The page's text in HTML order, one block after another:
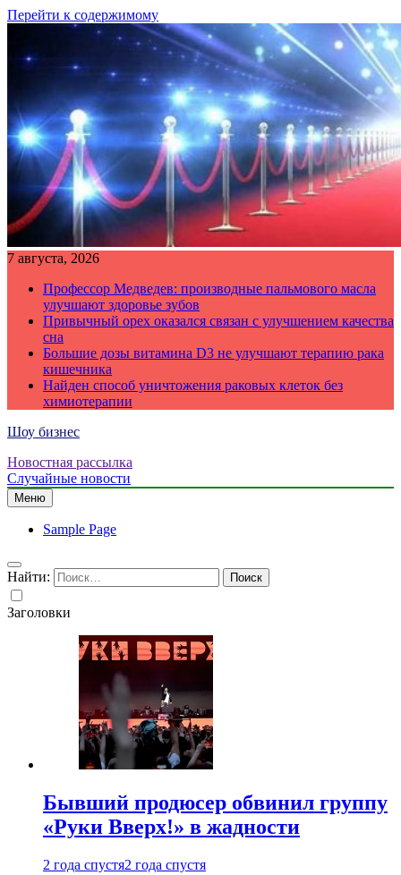
Перейти к содержимому
7 августа, 2026
Профессор Медведев: производные пальмового масла
улучшают здоровье зубов
Привычный орех оказался связан с улучшением качества
сна
Большие дозы витамина D3 не улучшают терапию рака
кишечника
Найден способ уничтожения раковых клеток без
химиотерапии
Шоу бизнес
Новостная рассылка
Случайные новости
Меню
Sample Page
Найти:
Заголовки
Бывший продюсер обвинил группу
«Руки Вверх!» в жадности
2 года спустя2 года спустя